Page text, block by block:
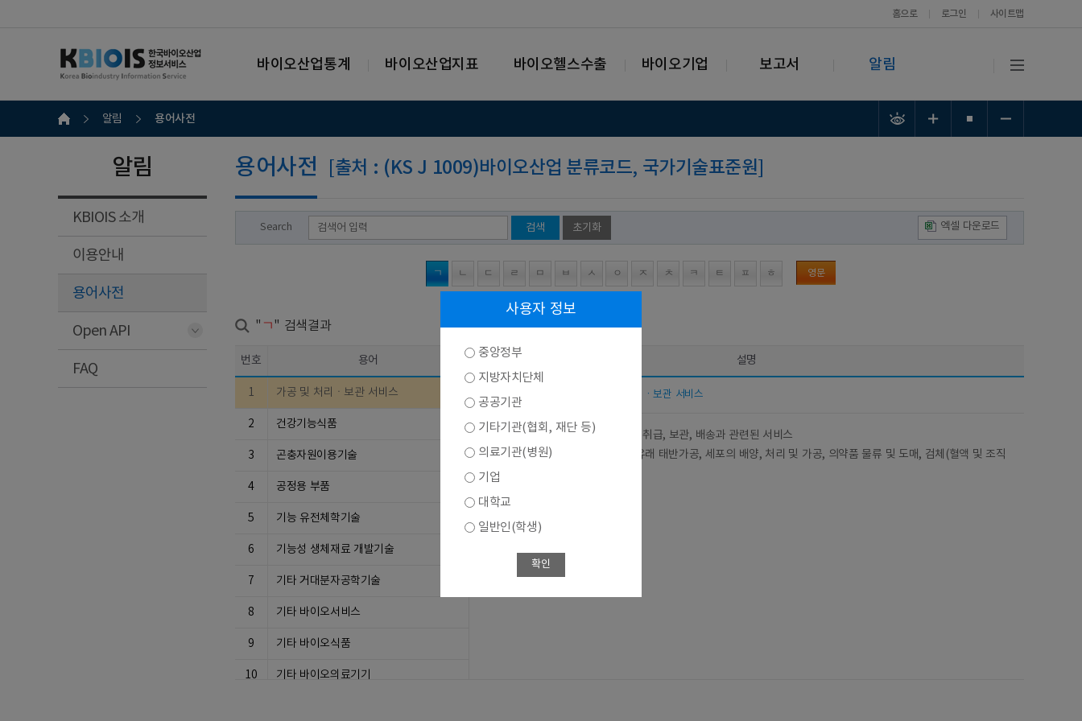
홈으로 로그인 사이트맵
바이오산업통계 바이오산업지표 바이오헬스수출 바이오기업 보고서 알림
알림 용어사전
알림
KBIOIS 소개
이용안내
용어사전
Open API
FAQ
용어사전 [출처 : (KS J 1009)바이오산업 분류코드, 국가기술표준원]
Search 검색 초기화 엑셀 다운로드
ㄱ ㄴ ㄷ ㄹ ㅁ ㅂ ㅅ ㅇ ㅈ ㅊ ㅋ ㅌ ㅍ ㅎ 영문
" ㄱ" 검색결과
번호 용어 설명
1 가공 및 처리ㆍ보관 서비스 용어 가공 및 처리ㆍ보관 서비스
생물류 및 생물에 적용되는 상품의 취급, 보관, 배송과 관련된 서비스
*포함 - 제대혈 보관 서비스, 인체유래 태반가공, 세포의 배양, 처리 및 가공, 의약품 물류 및 도매, 검체(혈액 및 조직
등) 처리 및 보관
2 건강기능식품
3 곤충자원이용기술
4 공정용 부품
5 기능 유전체학기술
6 기능성 생체재료 개발기술
7 기타 거대분자공학기술
8 기타 바이오서비스
9 기타 바이오식품
10 기타 바이오의료기기
사용자 정보
중앙정부
지방자치단체
공공기관
기타기관(협회, 재단 등)
의료기관(병원)
기업
대학교
일반인(학생)
확인